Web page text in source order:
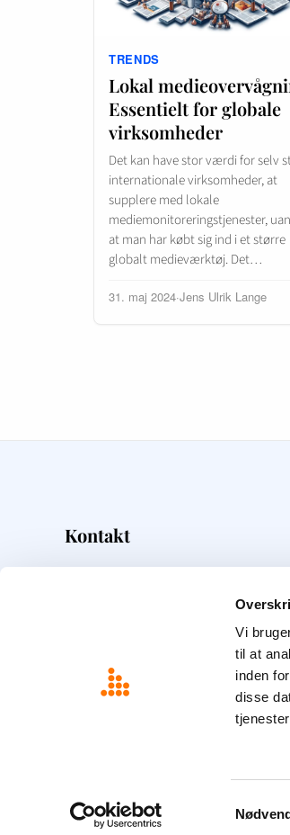
Vi
til at
inden
disse
TRENDS
Lokal
Essentielt for globale
virksomheder
Det kan have stor værdi for selv
internationale virksomheder, at
supplere med lokale
mediemonitoreringstjenester,
at man har købt sig ind i et større
globalt medieværktøj. Det…
31. maj 2024·Jens Ulrik Lange
Kontakt